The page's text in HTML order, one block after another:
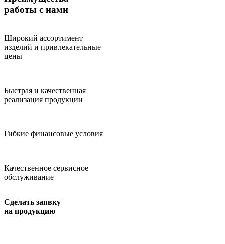
работы с нами
Широкий ассортимент
изделий и привлекательные
цены
Быстрая и качественная
реализация продукции
Гибкие финансовые условия
Качественное сервисное
обслуживание
Сделать заявку
на продукцию